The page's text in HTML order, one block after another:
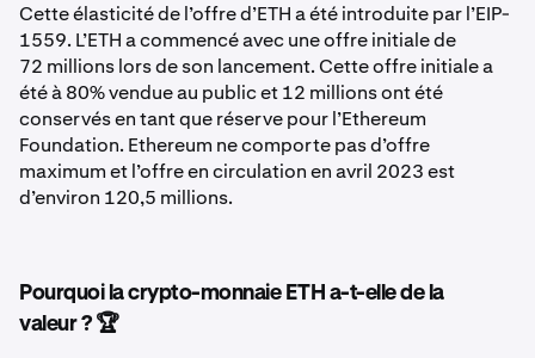
Cette élasticité de l’offre d’ETH a été introduite par l’EIP-
1559. L’ETH a commencé avec une offre initiale de
72 millions lors de son lancement. Cette offre initiale a
été à 80% vendue au public et 12 millions ont été
conservés en tant que réserve pour l’Ethereum
Foundation. Ethereum ne comporte pas d’offre
maximum et l’offre en circulation en avril 2023 est
d’environ 120,5 millions.
Pourquoi la crypto-monnaie ETH a-t-elle de la
valeur ? 🏆